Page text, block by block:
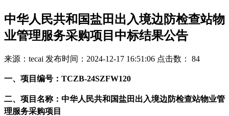
中华人民共和国盐田出入境边防检查站物
业管理服务采购项目中标结果公告
来源：tecai 发布时间：2024-12-17 16:51:06 点击数： 84
一、项目编号：TCZB-24SZFW120
二、项目名称：中华人民共和国盐田出入境边防检查站物业管
理服务采购项目